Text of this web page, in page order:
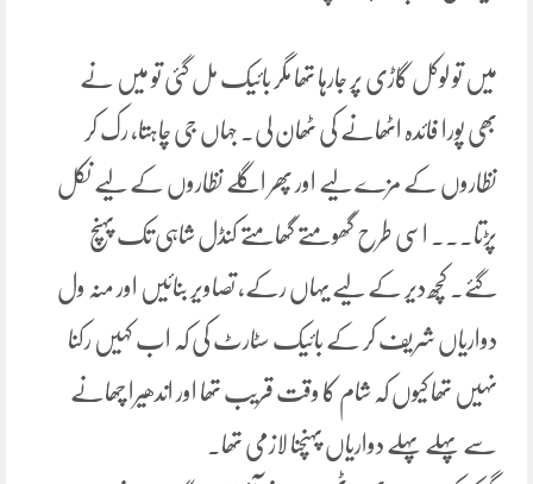
میں تو لوکل گاڑی پر جارہا تھا مگر بائیک مل گئی تو میں نے
بھی پورا فائدہ اٹھانے کی ٹھان لی. جہاں جی چاہتا، رک کر
نظاروں کے مزے لیے اور پھر اگلے نظاروں کے لیے نکل
پڑتا۔۔۔ اسی طرح گھومتے گھامتے کنڈل شاہی تک پہنچ
گئے. کچھ دیر کے لیے یہاں رکے، تصاویر بنائیں اور منہ ول
دواریاں شریف کر کے بائیک سٹارٹ کی کہ اب کہیں رکنا
نہیں تھا کیوں کہ شام کا وقت قریب تھا اور اندھیرا چھانے
سے پہلے پہلے دواریاں پہنچنا لازمی تھا۔